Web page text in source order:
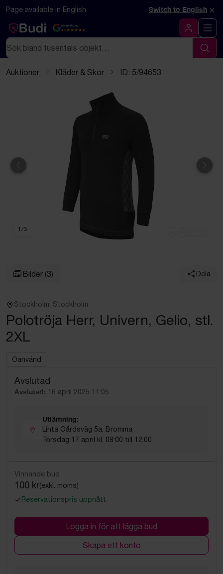
Hoppa till innehåll
Textbaserad (markdown) version av denna sida
Page available in English Switch to English ×
Google Rating
4.5
Logga in
Sök
Sök
Auktioner Kläder & Skor ID: 5/94653
Föregående
1 /3
Bilder (3) Dela
Stockholm, Stockholm
Polotröja Herr, Univern, Gelio, stl.
2XL
Oanvänd
Avslutad
Avslutad: 16 april 2025 11:05
Utlämning:
Linta Gårdsväg 5a, Bromma
Torsdag 17 april kl. 08:00 till 12:00
Vinnande bud
100 kr(exkl. moms)
Reservationspris uppnått
Logga in för att lägga bud
Skapa ett konto